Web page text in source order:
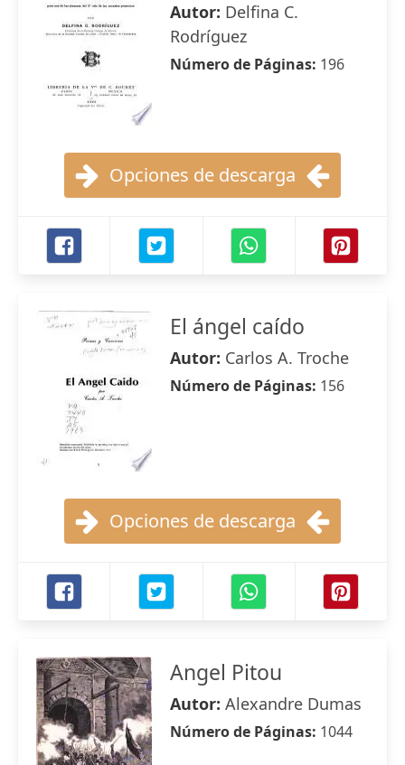
Autor: Delfina C.
Rodríguez
Número de Páginas: 196
Opciones de descarga
El ángel caído
Autor: Carlos A. Troche
Número de Páginas: 156
Opciones de descarga
Angel Pitou
Autor: Alexandre Dumas
Número de Páginas: 1044